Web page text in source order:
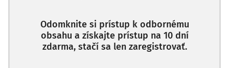
Odomknite si prístup k odbornému
obsahu a získajte prístup na 10 dní
zdarma, stačí sa len zaregistrovať.